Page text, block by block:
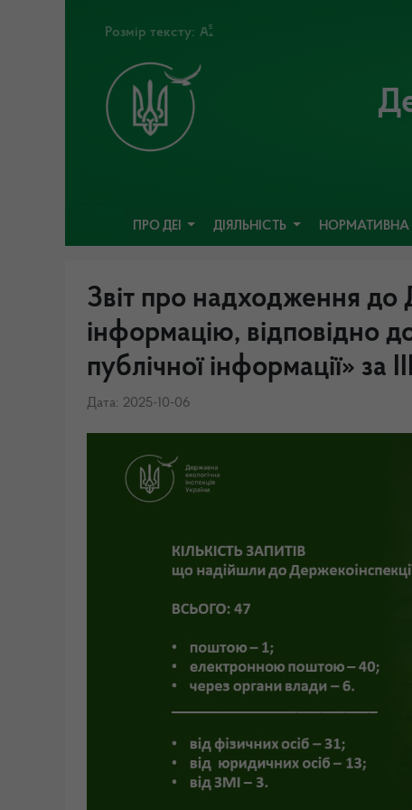
Розмір тексту:
ПРО ДЕІ ДІЯЛЬНІСТЬ НОРМАТИВНА
Звіт про надходження до
інформацію, відповідно
публічної інформації» за
Дата: 2025-10-06